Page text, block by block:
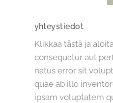
yhteystiedot
Klikkaa tästä ja
consequatur aut
natus error sit
quae ab illo
ipsam voluptatem